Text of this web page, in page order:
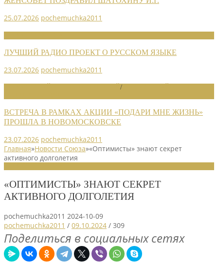
25.07.2026 pochemuchka2011
ЛУЧШИЙ РАДИО ПРОЕКТ О РУССКОМ ЯЗЫКЕ
23.07.2026 pochemuchka2011
/
ВСТРЕЧА В РАМКАХ АКЦИИ «ПОДАРИ МНЕ ЖИЗНЬ»
ПРОШЛА В НОВОМОСКОВСКЕ
23.07.2026 pochemuchka2011
Главная»Новости Союза»«Оптимисты» знают секрет
активного долголетия
«ОПТИМИСТЫ» ЗНАЮТ СЕКРЕТ
АКТИВНОГО ДОЛГОЛЕТИЯ
pochemuchka2011 2024-10-09
pochemuchka2011 / 09.10.2024 / 309
Поделиться в социальных сетях